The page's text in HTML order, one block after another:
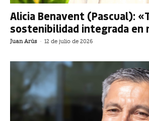
Alicia Benavent (Pascual):
sostenibilidad integrada en
Juan Arús - 12 de julio de 2026